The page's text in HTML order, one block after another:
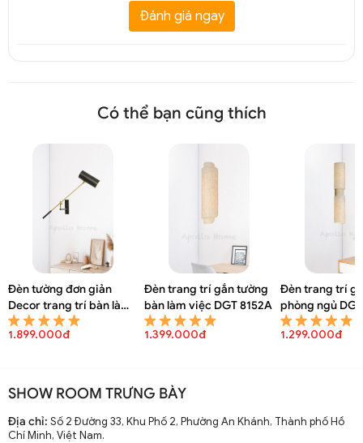
Đánh giá ngay
Có thể bạn cũng thích
Đèn tường đơn giản
Decor trang trí bàn làm
việc DGT 8154A
1.899.000đ
Đèn trang trí gắn tường
bàn làm việc DGT 8152A
1.399.000đ
Đèn trang trí
phòng ngủ
1.299.000đ
SHOW ROOM TRƯNG BÀY
Địa chỉ: Số 2 Đường 33, Khu Phố 2, Phường An Khánh, Thành phố Hồ
Chí Minh, Việt Nam.